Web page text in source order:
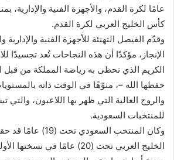
عامًا لكرة القدم، والأجهزة الفنية والإدارية،
كأس الخليج العربي لكرة القدم.
وقدّم الفيصل التهنئة للأجهزة الفنية والإدارية
الإنجاز، مؤكدًا أن هذه النجاحات تُعد تجسيدًا
الكريم الذي تحظى به رياضة المملكة من قبل
حفظها الله –، منوّهًا في الوقت ذاته
والروح العالية التي ظهر بها اللاعبون، والتي
للمنتخبات السعودية.
وكان المنتخب
الخليج العربي تحت (20) عامًا في